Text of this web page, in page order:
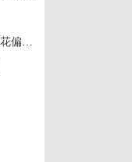
山东半岛北部多地迎今冬初雪！寒潮下，为何雪花偏爱烟威？